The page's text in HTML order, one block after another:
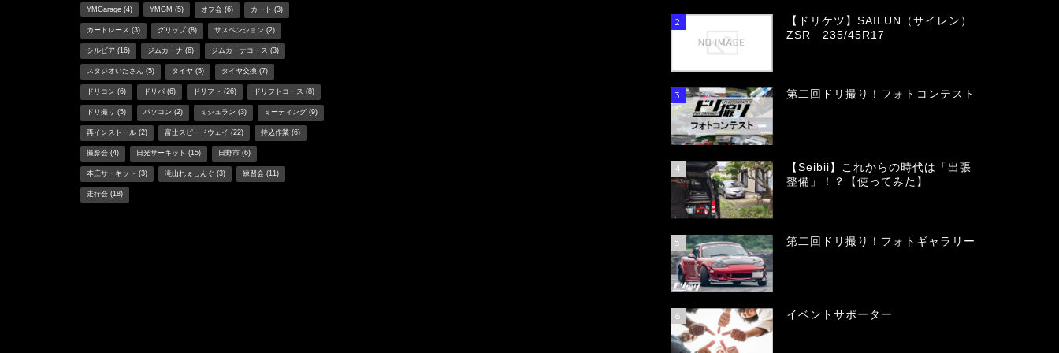
YMGarage (4) YMGM (5) オフ会 (6) カート (3)
カートレース (3) グリップ(8) サスペンション (2)
シルビア (16) ジムカーナ (6) ジムカーナコース (3)
スタジオいたさん (5) タイヤ (5) タイヤ交換 (7)
ドリコン (6) ドリパ (6) ドリフト (26) ドリフトコース (8)
ドリ撮り (5) パソコン (2) ミシュラン (3) ミーティング (9)
再インストール (2) 富士スピードウェイ (22) 持込作業 (6)
撮影会 (4) 日光サーキット (15) 日野市 (6)
本庄サーキット (3) 滝山れぇしんぐ (3) 練習会 (11)
走行会 (18)
2
【ドリケツ】SAILUN（サイレン）
ZSR 235/45R17
3 第二回ドリ撮り！フォトコンテスト
4
【Seibii】これからの時代は「出張
整備」！？【使ってみた】
5 第二回ドリ撮り！フォトギャラリー
6 イベントサポーター